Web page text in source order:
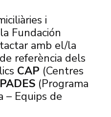
i
Fundación
amb el/la
referència dels
CAP (Centres
PADES (Programa
– Equips de